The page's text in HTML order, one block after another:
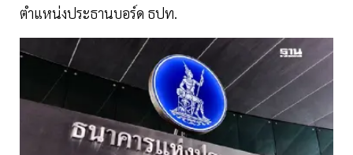
ตำแหน่งประธานบอร์ด ธปท.